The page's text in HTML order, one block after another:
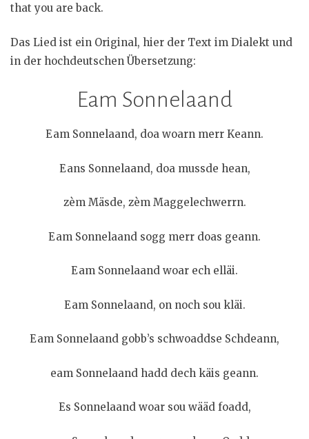
that you are back.
Das Lied ist ein Original, hier der Text im Dialekt und
in der hochdeutschen Übersetzung:
Eam Sonnelaand
Eam Sonnelaand, doa woarn merr Keann.
Eans Sonnelaand, doa mussde hean,
zèm Mäsde, zèm Maggelechwerrn.
Eam Sonnelaand sogg merr doas geann.
Eam Sonnelaand woar ech elläi.
Eam Sonnelaand, on noch sou kläi.
Eam Sonnelaand gobb’s schwoaddse Schdeann,
eam Sonnelaand hadd dech käis geann.
Es Sonnelaand woar sou wääd foadd,